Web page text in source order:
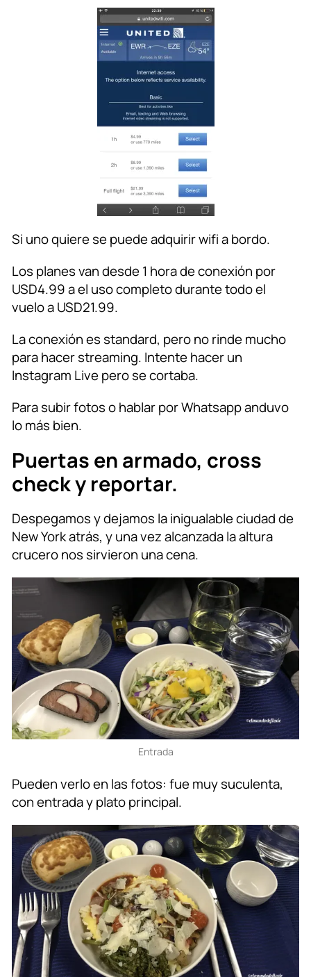
Si uno quiere se puede adquirir wifi a bordo.
Los planes van desde 1 hora de conexión por
USD4.99 a el uso completo durante todo el
vuelo a USD21.99.
La conexión es standard, pero no rinde mucho
para hacer streaming. Intente hacer un
Instagram Live pero se cortaba.
Para subir fotos o hablar por Whatsapp anduvo
lo más bien.
Puertas en armado, cross
check y reportar.
Despegamos y dejamos la inigualable ciudad de
New York atrás, y una vez alcanzada la altura
crucero nos sirvieron una cena.
Entrada
Pueden verlo en las fotos: fue muy suculenta,
con entrada y plato principal.